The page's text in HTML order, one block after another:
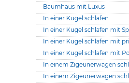
Baumhaus mit Luxus
In einer Kugel schlafen
In einer Kugel schlafen mit
In einer Kugel schlafen mit
In einer Kugel schlafen mit
In einem Zigeunerwagen
In einem Zigeunerwagen